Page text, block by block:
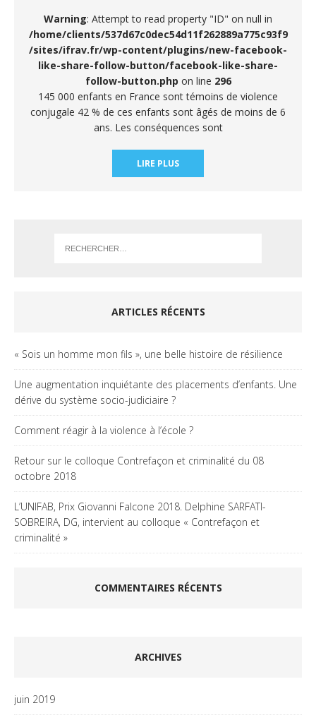
Warning: Attempt to read property "ID" on null in
/home/clients/537d67c0dec54d11f262889a775c93f9
/sites/ifrav.fr/wp-content/plugins/new-facebook-
like-share-follow-button/facebook-like-share-
follow-button.php on line 296
145 000 enfants en France sont témoins de violence
conjugale 42 % de ces enfants sont âgés de moins de 6
ans. Les conséquences sont
LIRE PLUS
ARTICLES RÉCENTS
« Sois un homme mon fils », une belle histoire de résilience
Une augmentation inquiétante des placements d’enfants. Une
dérive du système socio-judiciaire ?
Comment réagir à la violence à l’école ?
Retour sur le colloque Contrefaçon et criminalité du 08
octobre 2018
L’UNIFAB, Prix Giovanni Falcone 2018. Delphine SARFATI-
SOBREIRA, DG, intervient au colloque « Contrefaçon et
criminalité »
COMMENTAIRES RÉCENTS
ARCHIVES
juin 2019